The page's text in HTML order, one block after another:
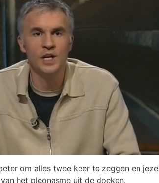
om alles twee keer te zeggen en
het pleonasme uit de doeken.